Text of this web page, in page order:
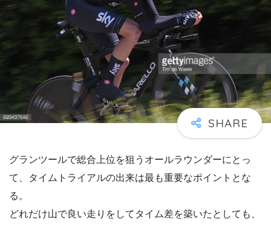
グランツールで総合上位を狙うオールラウンダーにとっ
て、タイムトライアルの出来は最も重要なポイントとな
る。
どれだけ山で良い走りをしてタイム差を築いたとしても、